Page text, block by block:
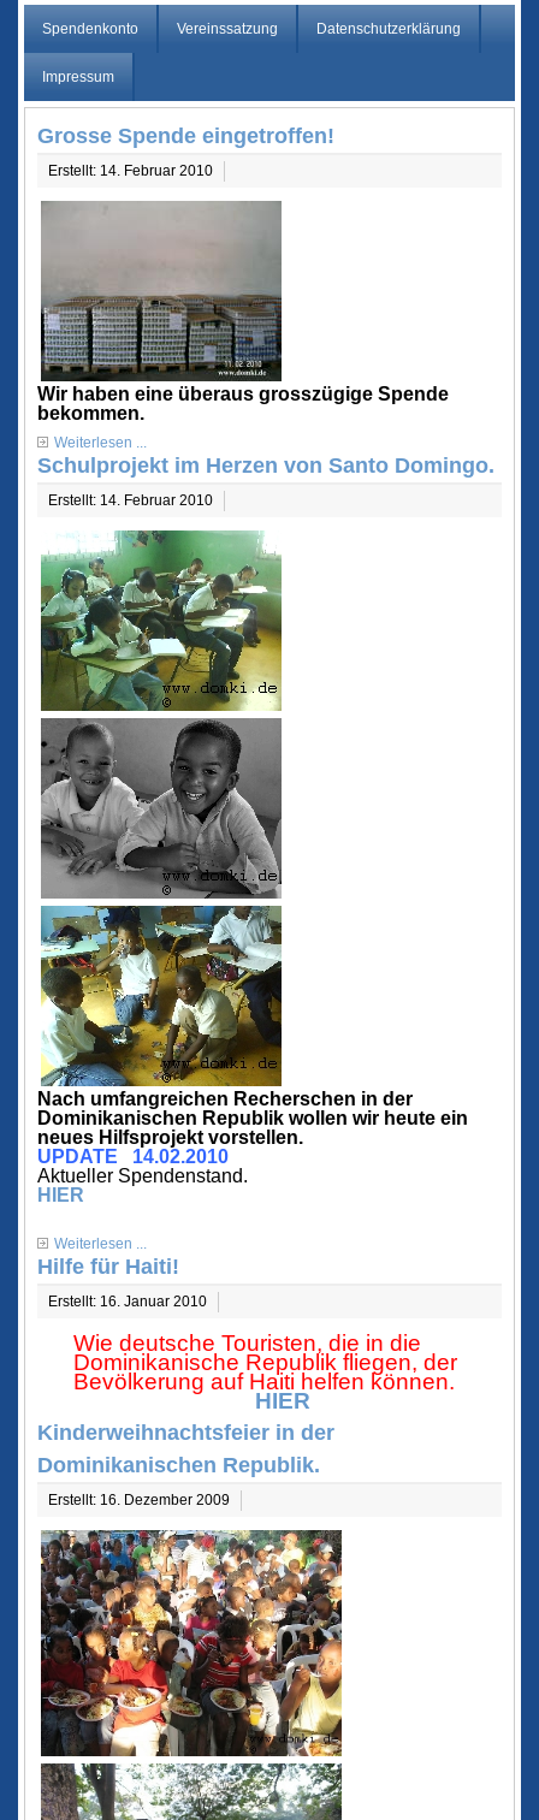
Spendenkonto Vereinssatzung Datenschutzerklärung
Impressum
Grosse Spende eingetroffen!
Erstellt: 14. Februar 2010
Wir haben eine überaus grosszügige Spende
bekommen.
Weiterlesen ...
Schulprojekt im Herzen von Santo Domingo.
Erstellt: 14. Februar 2010
Nach umfangreichen Recherschen in der
Dominikanischen Republik wollen wir heute ein
neues Hilfsprojekt vorstellen.
UPDATE 14.02.2010
Aktueller Spendenstand.
HIER
Weiterlesen ...
Hilfe für Haiti!
Erstellt: 16. Januar 2010
Wie deutsche Touristen, die in die
Dominikanische Republik fliegen, der
Bevölkerung auf Haiti helfen können.
HIER
Kinderweihnachtsfeier in der
Dominikanischen Republik.
Erstellt: 16. Dezember 2009